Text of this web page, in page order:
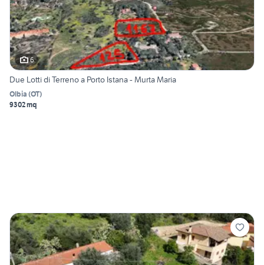
6
Due Lotti di Terreno a Porto Istana - Murta Maria
Olbia (OT)
9302 mq